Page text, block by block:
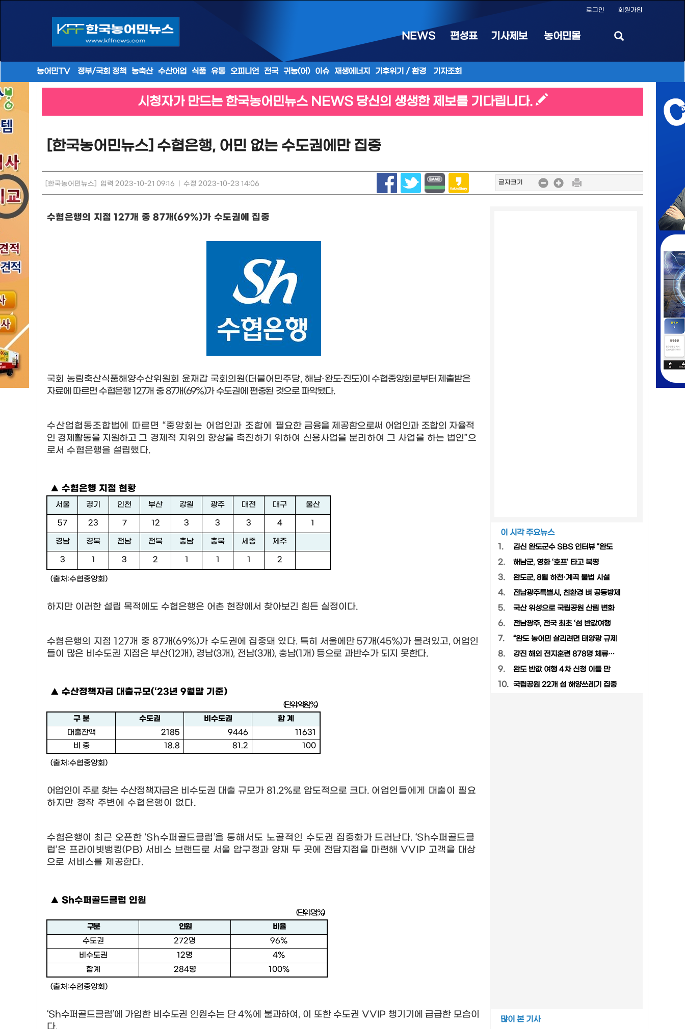
로그인 회원가입
NEWS 편성표 기사제보 농어민몰
농어민TV 정부/국회 정책 농축산 수산어업 식품 유통 오피니언 전국 귀농(어) 이슈 재생에너지 기후위기 / 환경 기자조회
시청자가 만드는 한국농어민뉴스 NEWS 당신의 생생한 제보를 기다립니다.
[한국농어민뉴스] 수협은행, 어민 없는 수도권에만 집중
[한국농어민뉴스] 입력 2023-10-21 09:16 수정 2023-10-23 14:06 글자크기
수협은행의 지점127개 중87개(69%)가 수도권에 집중
국회 농림축산식품해양수산위원회 윤재갑 국회의원(더불어민주당, 해남·완도·진도)이 수협중앙회로부터 제출받은
자료에 따르면 수협은행127개 중87개(69%)가 수도권에 편중된 것으로 파악됐다.
수산업협동조합법에 따르면“중앙회는 어업인과 조합에 필요한 금융을 제공함으로써 어업인과 조합의 자율적
인 경제활동을 지원하고 그 경제적 지위의 향상을 촉진하기 위하여 신용사업을 분리하여 그 사업을 하는 법인”으
로서 수협은행을 설립했다.
▲ 수협은행 지점 현황
서울 경기 인천 부산 강원 광주 대전 대구 울산
57 23 7 12 3 3 3 4 1
경남 경북 전남 전북 충남 충북 세종 제주
3 1 3 2 1 1 1 2
(출처:수협중앙회 )
하지만 이러한 설립 목적에도 수협은행은 어촌 현장에서 찾아보긴 힘든 실정이다.
수협은행의 지점127개 중87개(69%)가 수도권에 집중돼 있다. 특히 서울에만 57개(45%)가 몰려있고, 어업인
들이 많은 비수도권 지점은 부산(12개), 경남(3개), 전남(3개), 충남(1 개) 등으로 과반수가 되지 못한다.
▲ 수산정책자금 대출규모(‘23년 9월말 기준)
(단위:억원, %)
구 분 수도권 비수도권 합 계
대출잔액 2185 9446
11631
비 중
18.8 81.2
100
(출처:수협중앙회 )
어업인이 주로 찾는 수산정책자금은 비수도권 대출 규모가 81.2%로 압도적으로 크다. 어업인들에게 대출이 필요
하지만 정작 주변에 수협은행이 없다.
수협은행이 최근 오픈한 ‘Sh수퍼골드클럽’을 통해서도 노골적인 수도권 집중화가 드러난다. ‘Sh수퍼골드클
럽’은 프라이빗뱅킹(PB) 서비스 브랜드로 서울 압구정과 양재 두 곳에 전담지점을 마련해VVIP 고객을 대상
으로 서비스를 제공한다.
▲ Sh수퍼골드클럽 인원
(단위:명, %)
구 분 인 원 비 율
수도권 272명
96%
비수도권
12명
4%
합계
284명
100%
(출처:수협중앙회 )
‘Sh수퍼골드클럽’에 가입한 비수도권 인원수는 단4%에 불과하여, 이 또한 수도권 VVIP 챙기기에 급급한 모습이
다.
이 시각 주요뉴스
1.
김신 완도군수 SBS 인터뷰 “완도
2. 해남군, 영화 ‘호프’ 타고 북평
3. 완도군, 8월 하천·계곡 불법 시설
4. 전남광주특별시, 친환경 벼 공동방제
5. 국산 위성으로 국립공원 산림 변화
6. 전남광주, 전국 최초 ‘섬 반값여행
7. “완도 농어민 살리려면 태양광 규제
8. 강진 해외 전지훈련 878명 체류…
9. 완도 반값 여행 4차 신청 이틀 만
10. 국립공원 22개 섬 해양쓰레기 집중
많이 본 기사